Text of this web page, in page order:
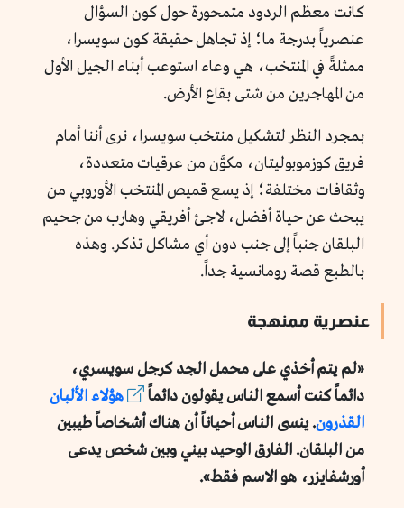
كانت معظم الردود متمحورة حول كون السؤال
عنصرياً بدرجة ما؛ إذ تجاهل حقيقة كون سويسرا،
ممثلةً في المنتخب، هي وعاء استوعب أبناء الجيل الأول
من المهاجرين من شتى بقاع الأرض.
بمجرد النظر لتشكيل منتخب سويسرا، نرى أننا أمام
فريق كوزموبوليتان، مكوَّن من عرقيات متعددة،
وثقافات مختلفة؛ إذ يسع قميص المنتخب الأوروبي من
يبحث عن حياة أفضل، لاجئ أفريقي وهارب من جحيم
البلقان جنباً إلى جنب دون أي مشاكل تذكر. وهذه
بالطبع قصة رومانسية جداً.
عنصرية ممنهجة
«لم يتم أخذي على محمل الجد كرجل سويسري،
دائماً كنت أسمع الناس يقولون دائماً
هؤلاءالألبان
القذرون. ينسى الناس أحياناً أن هناك أشخاصاً طيبين
من البلقان. الفارق الوحيد بيني وبين شخص يدعى
أورشفايزر، هو الاسم فقط».